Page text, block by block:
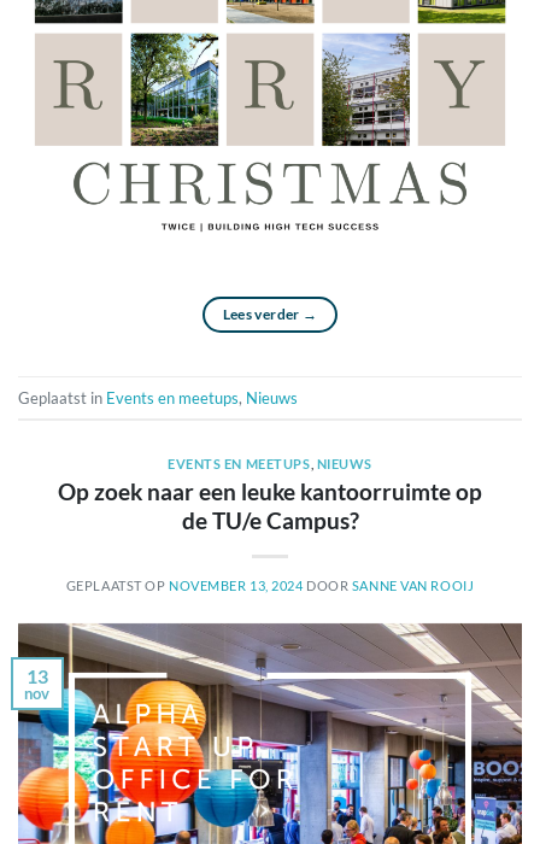
Lees verder →
Geplaatst in Events en meetups, Nieuws
EVENTS EN MEETUPS NIEUWS
Op zoek naar een leuke kantoorruimte op
de TU/e Campus?
GEPLAATST OP NOVEMBER 13, 2024 DOOR SANNE VAN ROOIJ
13
nov